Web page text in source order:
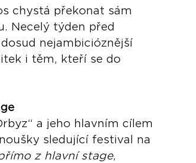
chystá překonat sám
Necelý týden před
nejambicióznější
i těm, kteří se do
a jeho hlavním cílem
sledující festival na
z hlavní stage,